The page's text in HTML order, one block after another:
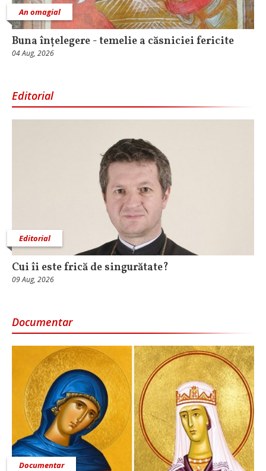
An omagial
Buna înțelegere - temelie a căsniciei fericite
04 Aug, 2026
Editorial
Editorial
Cui îi este frică de singurătate?
09 Aug, 2026
Documentar
Documentar